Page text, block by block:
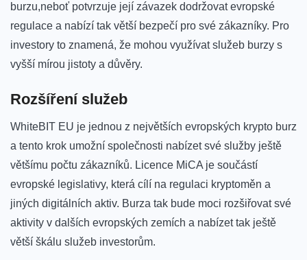
burzu,neboť potvrzuje její‍ závazek dodržovat evropské
⁢regulace a nabízí tak větší bezpečí pro své zákazníky. Pro
⁤investory to ​znamená, že mohou využívat služeb burzy s
vyšší mírou jistoty ⁤a⁣ důvěry.
Rozšíření služeb
WhiteBIT ​EU je jednou z největších evropských krypto burz
a‌ tento krok umožní společnosti nabízet své služby ještě
většímu počtu zákazníků. Licence MiCA je součástí
evropské legislativy, která ⁤cílí na regulaci⁤ kryptoměn ⁣a
jiných digitálních aktiv. ‌Burza tak bude moci rozšiřovat ‍své⁣
aktivity v dalších evropských zemích a ‍nabízet tak ještě
větší škálu služeb investorům.